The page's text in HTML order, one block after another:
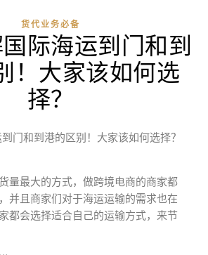
货代业务必备
际海运到门和到
！大家该如何选
择？
门和到港的区别！大家该如何选择？
量最大的方式，做跨境电商的商家都
并且商家们对于海运运输的需求也在
都会选择适合自己的运输方式，来节